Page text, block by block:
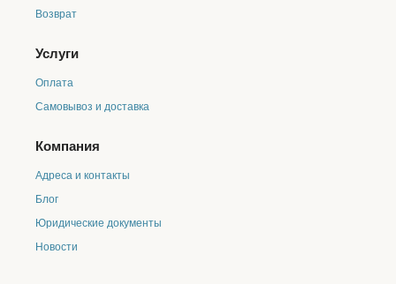
почках.
аминокислотами. Помогает наладить работу
пищеварения и приводит в норму обмен веществ.
СВИНИНА
Содержит магний, цинк, селен и лизин. Укрепляет
сердечно-сосудистую систему. Поддерживает
Возврат
Услуги
Оплата
Самовывоз и доставка
Компания
Адреса и контакты
Блог
Юридические документы
Новости